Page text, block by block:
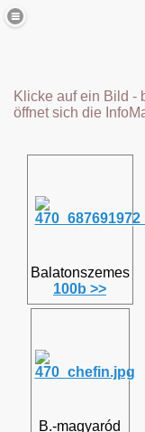
Klicke auf ein Bild -
öffnet sich die
Balatonszemes
100b >>
B.-magyaród